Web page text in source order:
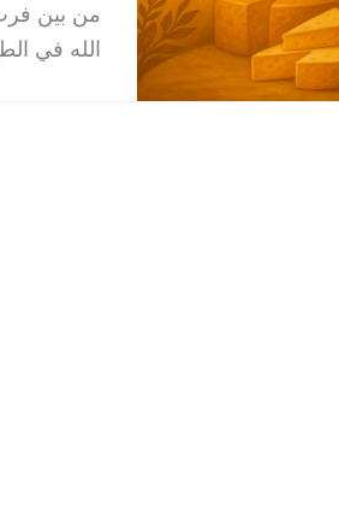
من بين
الله في